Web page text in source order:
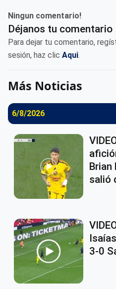
Ningun comentario!
Déjanos tu comentario
Para dejar tu comentario,
sesión, haz clic Aqui.
Más Noticias
6/8/2026
Brian
salió
3-0